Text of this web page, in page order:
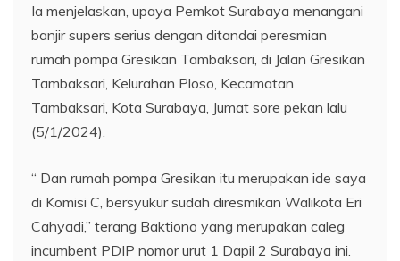
Ia menjelaskan, upaya Pemkot Surabaya menangani
banjir supers serius dengan ditandai peresmian
rumah pompa Gresikan Tambaksari, di Jalan Gresikan
Tambaksari, Kelurahan Ploso, Kecamatan
Tambaksari, Kota Surabaya, Jumat sore pekan lalu
(5/1/2024).
“ Dan rumah pompa Gresikan itu merupakan ide saya
di Komisi C, bersyukur sudah diresmikan Walikota Eri
Cahyadi,” terang Baktiono yang merupakan caleg
incumbent PDIP nomor urut 1 Dapil 2 Surabaya ini.